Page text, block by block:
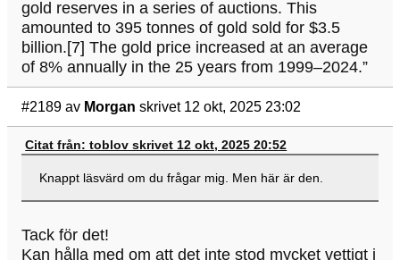
gold reserves in a series of auctions. This
amounted to 395 tonnes of gold sold for $3.5
billion.[7] The gold price increased at an average
of 8% annually in the 25 years from 1999–2024.”
#2189 av Morgan skrivet 12 okt, 2025 23:02
Citat från: toblov skrivet 12 okt, 2025 20:52
Knappt läsvärd om du frågar mig. Men här är den.
Tack för det!
Kan hålla med om att det inte stod mycket vettigt i